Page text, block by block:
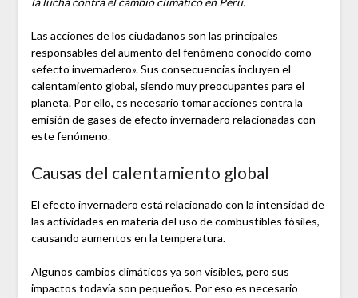
Las acciones de los ciudadanos son las principales
responsables del aumento del fenómeno conocido como
«efecto invernadero». Sus consecuencias incluyen el
calentamiento global, siendo muy preocupantes para el
planeta. Por ello, es necesario tomar acciones contra la
emisión de gases de efecto invernadero relacionadas con
este fenómeno.
Causas del calentamiento global
El efecto invernadero está relacionado con la intensidad de
las actividades en materia del uso de combustibles fósiles,
causando aumentos en la temperatura.
Algunos cambios climáticos ya son visibles, pero sus
impactos todavía son pequeños. Por eso es necesario